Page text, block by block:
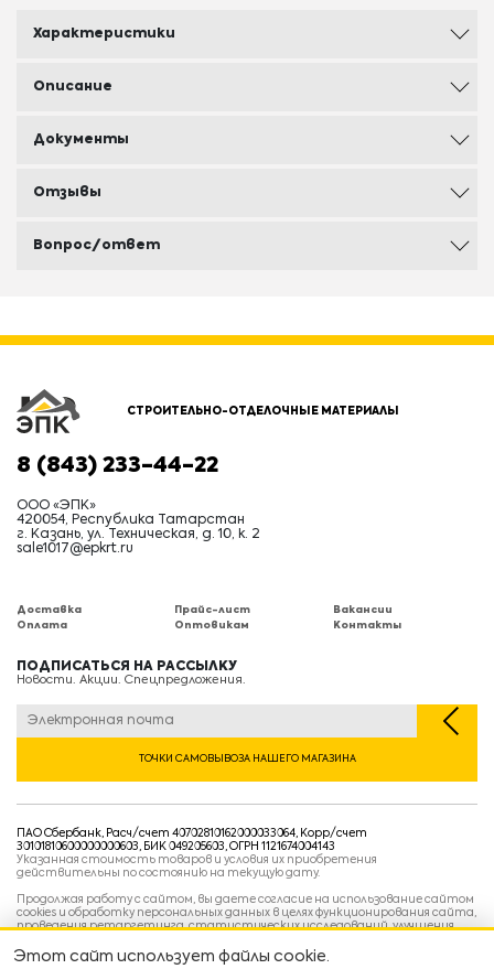
Характеристики
Описание
Документы
Отзывы
Вопрос/ответ
СТРОИТЕЛЬНО-ОТДЕЛОЧНЫЕ МАТЕРИАЛЫ
8 (843) 233-44-22
ООО «ЭПК»
420054, Республика Татарстан
г. Казань, ул. Техническая, д. 10, к. 2
sale1017@epkrt.ru
Доставка
Оплата
Прайс-лист
Оптовикам
Вакансии
Контакты
ПОДПИСАТЬСЯ НА РАССЫЛКУ
Новости. Акции. Спецпредложения.
ТОЧКИ САМОВЫВОЗА НАШЕГО МАГАЗИНА
ПАО Сбербанк, Расч/счет 40702810162000033064, Корр/счет
30101810600000000603, БИК 049205603, ОГРН 1121674004143
Указанная стоимость товаров и условия их приобретения
действительны по состоянию на текущую дату.
Продолжая работу с сайтом, вы даете согласие на использование сайтом
cookies и обработку персональных данных в целях функционирования сайта,
проведения ретаргетинга, статистических исследований, улучшения
ваших предпочтений и интересов.
Политика конфиденциальности
Этот сайт использует файлы cookie.